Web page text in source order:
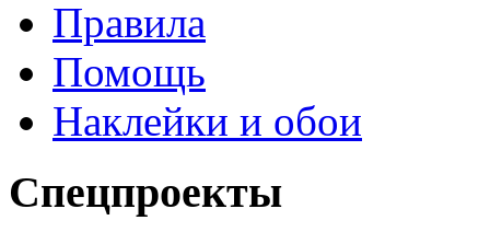
Правила
Помощь
Наклейки и обои
Спецпроекты